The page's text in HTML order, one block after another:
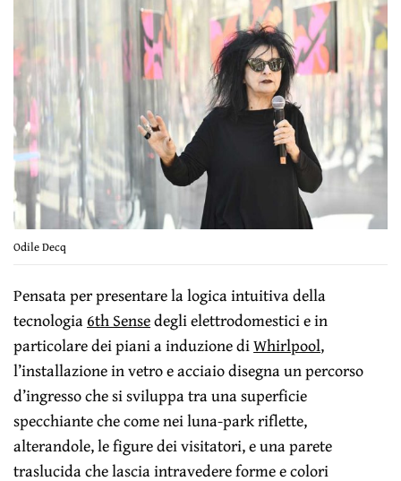
Odile Decq
Pensata per presentare la logica intuitiva della
tecnologia6th Sensedegli elettrodomestici e in
particolare dei piani a induzione diWhirlpool,
l’installazione in vetro e acciaio disegna un percorso
d’ingresso che si sviluppa tra una superficie
specchiante che come nei luna-park riflette,
alterandole, le figure dei visitatori, e una parete
traslucida che lascia intravedere forme e colori